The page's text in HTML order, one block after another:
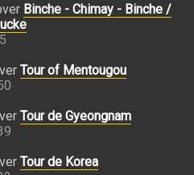
Binche - Chimay - Binche /
Tour of Mentougou
Tour de Gyeongnam
Tour de Korea